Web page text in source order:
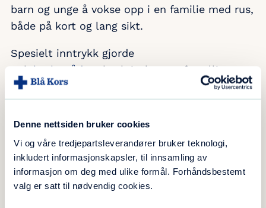
Denne nettsiden bruker cookies
Vi og våre tredjepartsleverandører bruker teknologi,
inkludert informasjonskapsler, til innsamling av
informasjon om deg med ulike formål. Forhåndsbestemt
valg er satt til nødvendig cookies.
barn og unge å vokse opp i en familie med rus,
både på kort og lang sikt.
Spesielt inntrykk gjorde
nok brukerrådetsbeskrivelser og fortellinger
om egne oppveksterfaringer, og hvor
betydningsfullt et tilbud som Kompasset har
vært for dem. Kompasset ønsker å nå ut til
flere unge, men er avhengig av økte tilskudd
fra stat og kommuner for å utvide tilbudet.